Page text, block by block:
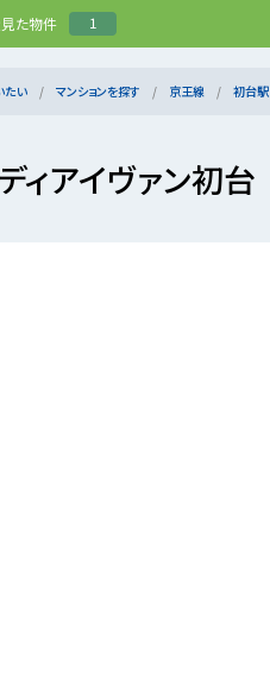
た物件 1
たい マンションを探す 京王線 初台駅
ィアイヴァン初台